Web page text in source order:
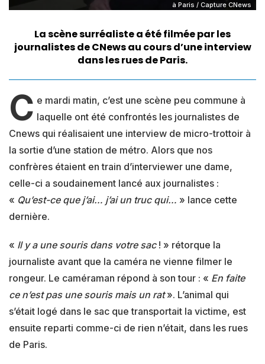
à Paris / Capture CNews
La scène surréaliste a été filmée par les
journalistes de CNews au cours d’une interview
dans les rues de Paris.
C e mardi matin, c’est une scène peu commune à
laquelle ont été confrontés les journalistes de
Cnews qui réalisaient une interview de micro-trottoir à
la sortie d’une station de métro. Alors que nos
confrères étaient en train d’interviewer une dame,
celle-ci a soudainement lancé aux journalistes :
« Qu’est-ce que j’ai… j’ai un truc qui… » lance cette
dernière.
« Il y a une souris dans votre sac! » rétorque la
journaliste avant que la caméra ne vienne filmer le
rongeur. Le caméraman répond à son tour : « En faite
ce n’est pas une souris mais un rat». L’animal qui
s’était logé dans le sac que transportait la victime, est
ensuite reparti comme-ci de rien n’était, dans les rues
de Paris.